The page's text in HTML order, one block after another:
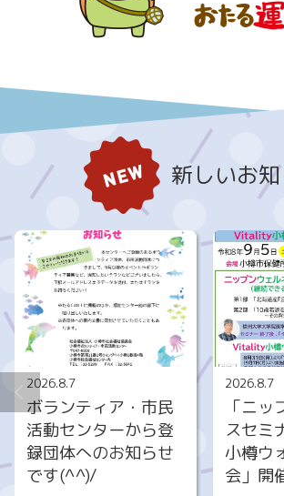
新しいお
2026.8.7
ボランティア・市民
活動センターから登
録団体へのお知らせ
です(^^)/
2026.8.7
「ニ
スセミ
小樽ウ
会」開